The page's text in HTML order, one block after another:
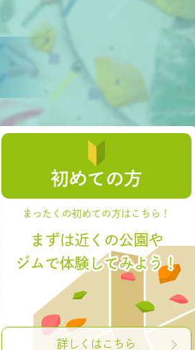
初めての方
まったくの初めての方はこちら！
まずは近くの公園や
ジムで体験してみよう！
詳しくはこちら